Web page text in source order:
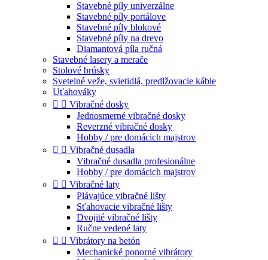
Stavebné píly univerzálne
Stavebné píly portálove
Stavebné píly blokové
Stavebné píly na drevo
Diamantová píla ručná
Stavebné lasery a merače
Stolové brúsky
Svetelné veže, svietidlá, predlžovacie káble
Uťahováky
  Vibračné dosky
Jednosmerné vibračné dosky
Reverzné vibračné dosky
Hobby / pre domácich majstrov
  Vibračné dusadla
Vibračné dusadla profesionálne
Hobby / pre domácich majstrov
  Vibračné laty
Plávajúce vibračné lišty
Sťahovacie vibračné lišty
Dvojité vibračné lišty
Ručne vedené laty
  Vibrátory na betón
Mechanické ponorné vibrátory